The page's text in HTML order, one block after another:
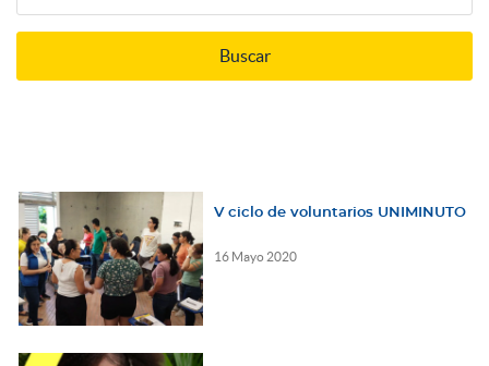
V ciclo de voluntarios UNIMINUTO
16 Mayo 2020